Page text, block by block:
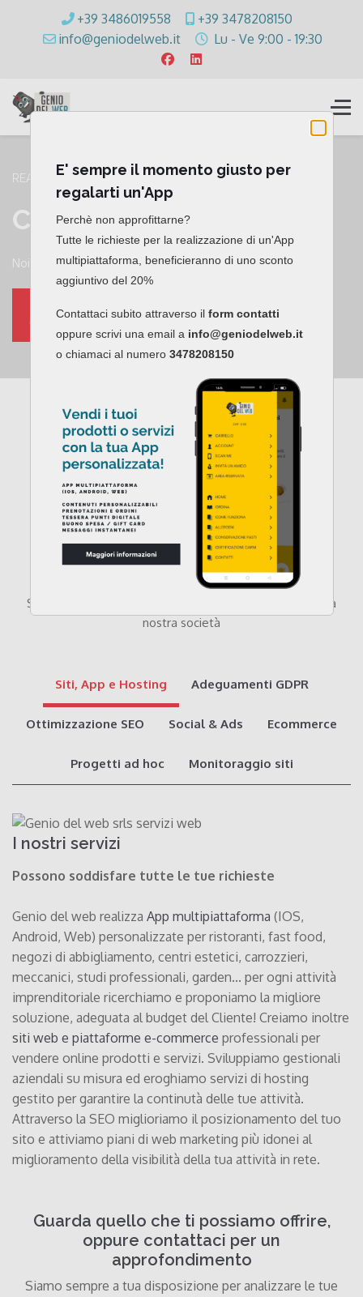
+39 3486019558
+39 3478208150
info@geniodelweb.it
Lu - Ve 9:00 - 19:30
REALIZZA UNA APP
C N IL TUO B
Noi possiamo soddisfare la tua richiesta!
CONTATTACI
Dove opera Genio del
Web
Sotto un elenco non esaustivo delle attività svolte dalla
nostra società
Siti, App e Hosting Adeguamenti GDPR
Ottimizzazione SEO Social & Ads Ecommerce
Progetti ad hoc Monitoraggio siti
I nostri servizi
Possono soddisfare tutte le tue richieste
Genio del web realizza App multipiattaforma (IOS,
Android, Web) personalizzate per ristoranti, fast food,
negozi di abbigliamento, centri estetici, carrozzieri,
meccanici, studi professionali, garden... per ogni attività
imprenditoriale ricerchiamo e proponiamo la migliore
soluzione, adeguata al budget del Cliente! Creiamo inoltre
siti web e piattaforme e-commerce professionali per
vendere online prodotti e servizi. Sviluppiamo gestionali
aziendali su misura ed eroghiamo servizi di hosting
gestito per garantire la continutà delle tue attività.
Attraverso la SEO miglioriamo il posizionamento del tuo
sito e attiviamo piani di web marketing più idonei al
miglioramento della visibilità della tua attività in rete.
Guarda quello che ti possiamo offrire,
oppure contattaci per un
approfondimento
Siamo sempre a tua disposizione per analizzare le tue
E' sempre il momento giusto per
regalarti un'App
Perchè non approfittarne?
Tutte le richieste per la realizzazione di un'App
multipiattaforma, beneficieranno di uno sconto
aggiuntivo del 20%
Contattaci subito attraverso il form contatti
oppure scrivi una email a info@geniodelweb.it
o chiamaci al numero 3478208150